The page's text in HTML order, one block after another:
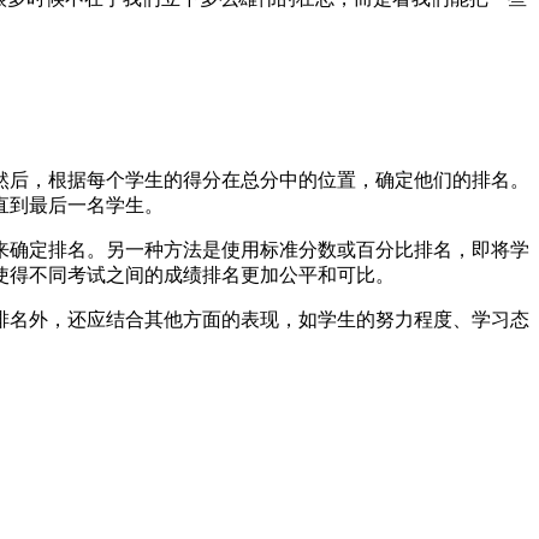
，根据每个学生的得分在总分中的位置，确定他们的排名。
最后一名学生。
定排名。另一种方法是使用标准分数或百分比排名，即将学
不同考试之间的成绩排名更加公平和可比。
外，还应结合其他方面的表现，如学生的努力程度、学习态